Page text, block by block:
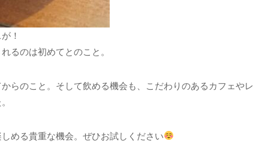
！
るのは初めてとのこと。
らのこと。そして飲める機会も、こだわりのあるカフェやレ
める貴重な機会。ぜひお試しください